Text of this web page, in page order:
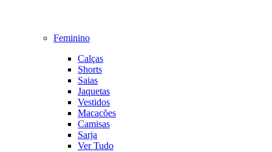
Feminino
Calças
Shorts
Saias
Jaquetas
Vestidos
Macacões
Camisas
Sarja
Ver Tudo